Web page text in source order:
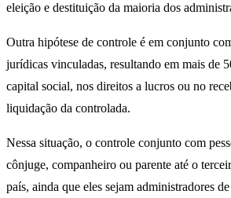
eleição e destituição da maioria dos
Outra hipótese de controle é em conjunto
jurídicas vinculadas, resultando em mais de
capital social, nos direitos a lucros ou no
liquidação da controlada.
Nessa situação, o controle conjunto com
cônjuge, companheiro ou parente até o
país, ainda que eles sejam administradores